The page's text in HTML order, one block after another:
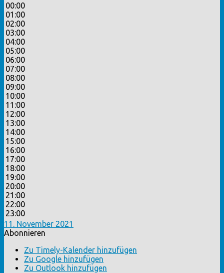
00:00
01:00
02:00
03:00
04:00
05:00
06:00
07:00
08:00
09:00
10:00
11:00
12:00
13:00
14:00
15:00
16:00
17:00
18:00
19:00
20:00
21:00
22:00
23:00
11. November 2021
Abonnieren
Zu Timely-Kalender hinzufügen
Zu Google hinzufügen
Zu Outlook hinzufügen